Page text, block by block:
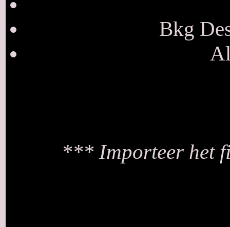
Bkg
*** Importeer het